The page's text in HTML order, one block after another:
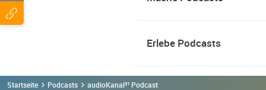
Erlebe Podcasts
Startseite Podcasts audioKanal²¹ Podcast